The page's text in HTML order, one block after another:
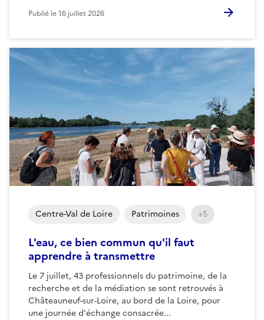
Publié le16 juillet 2026
L'eau, ce bien commun qu'il faut
apprendre à transmettre
Le 7 juillet, 43 professionnels du patrimoine, de la
recherche et de la médiation se sont retrouvés à
Châteauneuf-sur-Loire, au bord de la Loire, pour
une journée d'échange consacrée...
Centre-Val de Loire Patrimoines +5